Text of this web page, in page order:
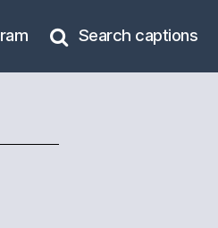
Search captions